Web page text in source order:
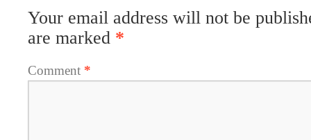
Your email address will not be
are marked *
Comment *